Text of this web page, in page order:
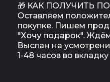
🎁 КАК ПОЛУЧИТЬ
Оставляем
покупке. Пишем
"Хочу подарок".
Выслан на
1-48 часов во